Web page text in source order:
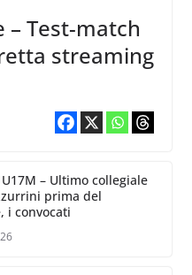
– Test-match
streaming
– Ultimo collegiale
prima del
i convocati